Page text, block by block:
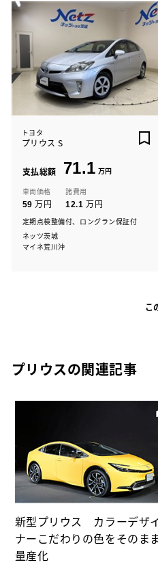
トヨタ
プリウス S
支払総額 71.1 万円
車両価格
59 万円
諸費用
12.1 万円
定期点検整備付、ロングラン保証付
ネッツ茨城
マイネ荒川沖
こ
プリウスの関連記事
新型プリウス カラーデザ
ナーこだわりの色をそのま
量産化